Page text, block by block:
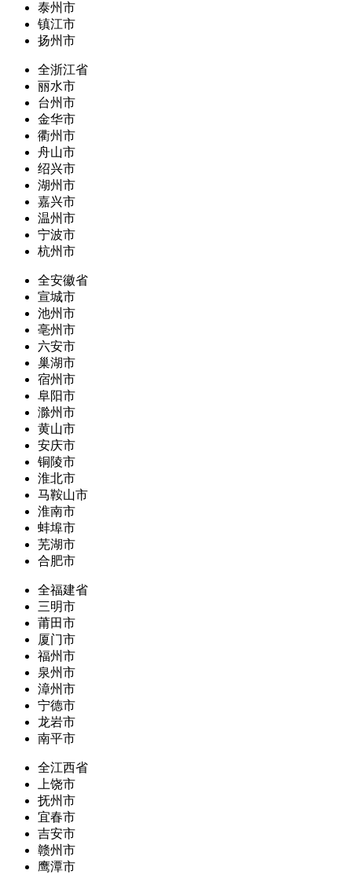
泰州市
镇江市
扬州市
全浙江省
丽水市
台州市
金华市
衢州市
舟山市
绍兴市
湖州市
嘉兴市
温州市
宁波市
杭州市
全安徽省
宣城市
池州市
亳州市
六安市
巢湖市
宿州市
阜阳市
滁州市
黄山市
安庆市
铜陵市
淮北市
马鞍山市
淮南市
蚌埠市
芜湖市
合肥市
全福建省
三明市
莆田市
厦门市
福州市
泉州市
漳州市
宁德市
龙岩市
南平市
全江西省
上饶市
抚州市
宜春市
吉安市
赣州市
鹰潭市